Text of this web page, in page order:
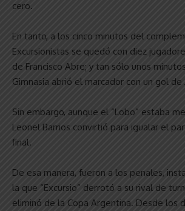
cero.
En tanto, a los cinco minutos del
Excursionistas se quedó con diez
de Francisco Abre; y tan sólo unos
Gimnasia abrió el marcador con un gol de
Sin embargo, aunque el “Lobo” estaba
Leonel Barrios convirtió para igualar el
final.
De esa manera, fueron a los penales,
la que “Excursio” derrotó a su rival de
eliminó de la Copa Argentina. Desde los